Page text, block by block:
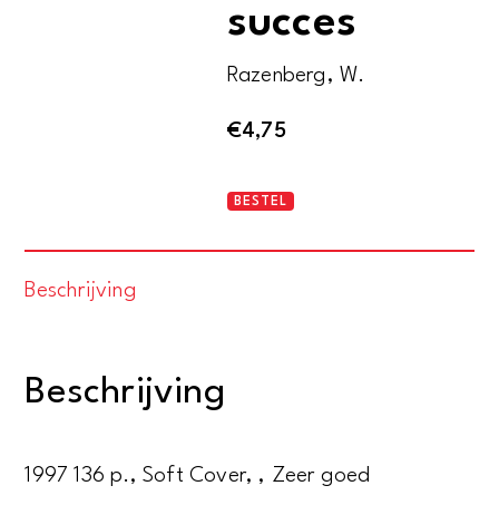
succes
Razenberg, W.
€4,75
Ik
voor
BESTEL
Beschrijving
Beschrijving
1997 136 p., Soft Cover, , Zeer goed